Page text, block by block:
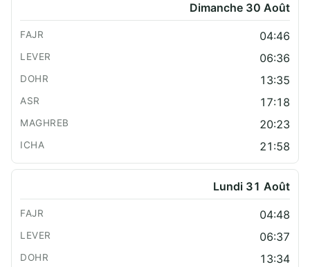
Dimanche 30 Août
04:46
06:36
13:35
17:18
20:23
21:58
Lundi 31 Août
04:48
06:37
13:34